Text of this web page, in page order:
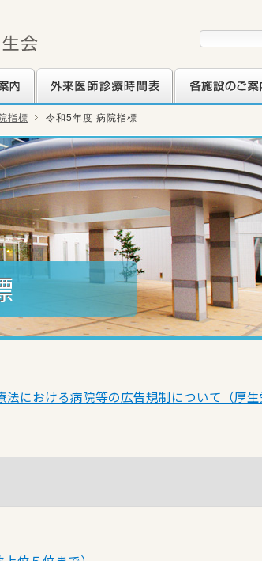
外来医師診療時間表 各施設のご案内
指標 令和5年度 病院指標
法における病院等の広告規制について（厚生